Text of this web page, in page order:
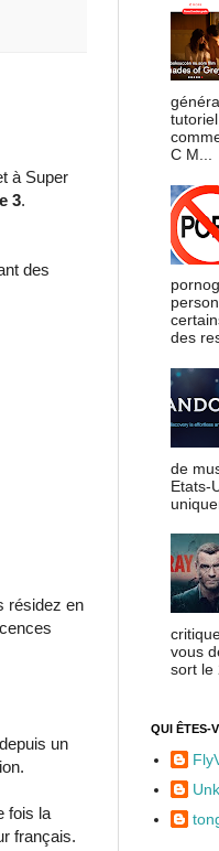
à Super
3.
des
résidez en
un
fois la
français.
C M...
des
de
Etats-
vous
sort le
QUI ÊTES-